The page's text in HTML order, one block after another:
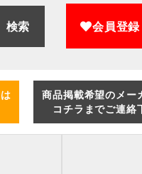
検索 会員登録
商品掲載希望のメー
コチラまでご連絡